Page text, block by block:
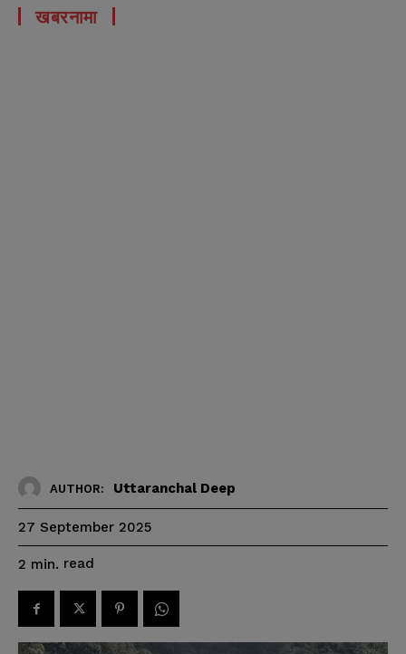
खबरनामा
AUTHOR: Uttaranchal Deep
27 September 2025
2 min. read